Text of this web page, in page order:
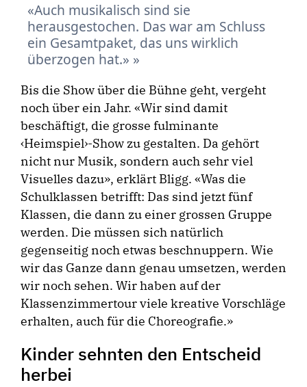
Auch musikalisch sind sie
herausgestochen. Das war am Schluss
ein Gesamtpaket, das uns wirklich
überzogen hat.»
Bis die Show über die Bühne geht, vergeht
noch über ein Jahr. «Wir sind damit
beschäftigt, die grosse fulminante
‹Heimspiel›-Show zu gestalten. Da gehört
nicht nur Musik, sondern auch sehr viel
Visuelles dazu», erklärt Bligg. «Was die
Schulklassen betrifft: Das sind jetzt fünf
Klassen, die dann zu einer grossen Gruppe
werden. Die müssen sich natürlich
gegenseitig noch etwas beschnuppern. Wie
wir das Ganze dann genau umsetzen, werden
wir noch sehen. Wir haben auf der
Klassenzimmertour viele kreative Vorschläge
erhalten, auch für die Choreografie.»
Kinder sehnten den Entscheid
herbei